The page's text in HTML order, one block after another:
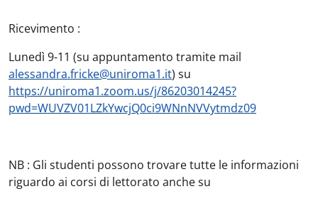
Ricevimento :
Lunedì 9-11 (su appuntamento tramite mail
alessandra.fricke@uniroma1.it) su
https://uniroma1.zoom.us/j/86203014245?
pwd=WUVZV01LZkYwcjQ0ci9WNnNVVytmdz09
NB : Gli studenti possono trovare tutte le informazioni
riguardo ai corsi di lettorato anche su